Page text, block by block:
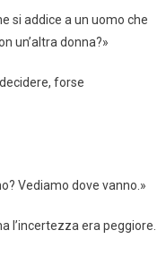
si addice a un uomo che
un’altra donna?»
forse
Vediamo dove vanno.»
l’incertezza era peggiore.